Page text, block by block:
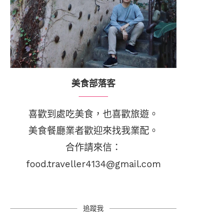
美食部落客
喜歡到處吃美食，也喜歡旅遊。
美食餐廳業者歡迎來找我業配。
合作請來信：
food.traveller4134@gmail.com
追蹤我